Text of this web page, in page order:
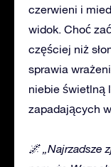
czerwieni i
widok. Choć
częściej niż
sprawia
niebie świetlną
zapadających
🌌 „Najrzadsze